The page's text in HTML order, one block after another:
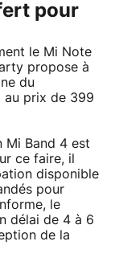
pour
le Mi Note
propose à
du
au prix de 399
Mi Band 4 est
ce faire, il
disponible
pour
le
délai de 4 à 6
de la